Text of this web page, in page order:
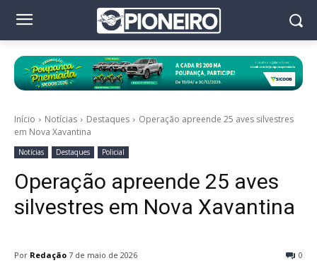
Início Notícias Destaques
Operação apreende 25 aves silvestres
em Nova Xavantina
Notícias Destaques Policial
Operação apreende 25 aves
silvestres em Nova Xavantina
Por Redação 0
7 de maio de 2026